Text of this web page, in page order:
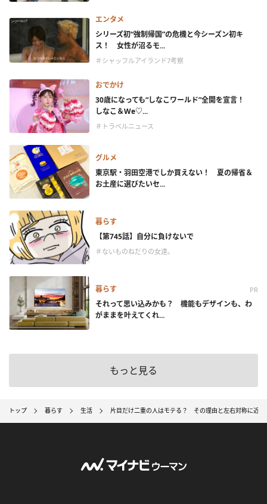
エンタメ
シリーズ初“強制帰国”の危機と今シーズン初キ
ス！ 女性が沼るモ...
＃シャッフルアイランド7考察
おでかけ
30歳になっても“しなこワールド”全開を宣言！
しなこ＆We♡...
＃トラベルニュース
グルメ
東京駅・羽田空港でしか買えない！ 夏の帰省＆
お土産に選びたいセ...
暮らす
【第745話】自分に負けないで
＃ないものねだりの女達。
暮らす PR
それって思い込みかも？ 機能もデザインも、わ
がままを叶えてくれ...
もっと見る
トップ 暮らす 生活 片目だけ二重の人はモテる？ その理由と左右対称に近づ